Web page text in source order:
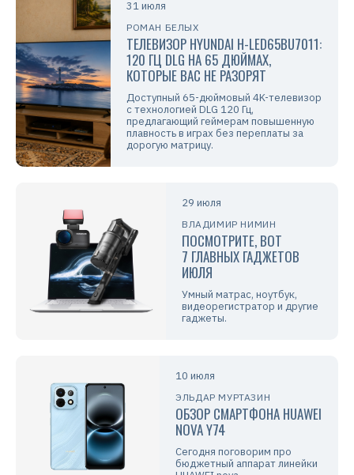
31 июля
РОМАН БЕЛЫХ
ТЕЛЕВИЗОР HYUNDAI H-LED65BU7011:
120 ГЦ DLG НА 65 ДЮЙМАХ,
КОТОРЫЕ ВАС НЕ РАЗОРЯТ
Доступный 65-дюймовый 4K-телевизор
с технологией DLG 120 Гц,
предлагающий геймерам повышенную
плавность в играх без переплаты за
дорогую матрицу.
29 июля
ВЛАДИМИР НИМИН
ПОСМОТРИТЕ, ВОТ
7 ГЛАВНЫХ ГАДЖЕТОВ
ИЮЛЯ
Умный матрас, ноутбук,
видеорегистратор и другие
гаджеты.
10 июля
ЭЛЬДАР МУРТАЗИН
ОБЗОР СМАРТФОНА HUAWEI
NOVA Y74
Сегодня поговорим про
бюджетный аппарат линейки